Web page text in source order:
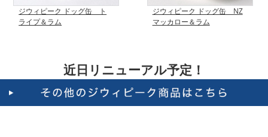
ジウィピーク ドッグ缶 ト
ライプ＆ラム
ジウィピーク ドッグ缶 NZ
マッカロー＆ラム
近日リニューアル予定！